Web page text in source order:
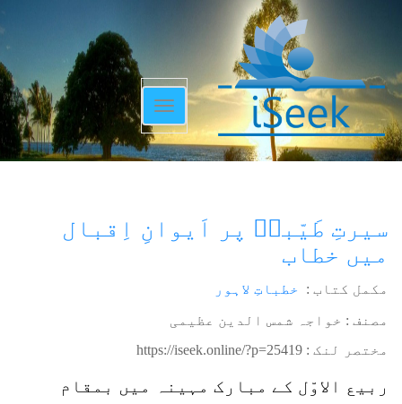
Toggle
navigation
سیرتِ طَیّبہؐ پر اَیوانِ اِقبال
میں خطاب
مکمل کتاب : خطباتِ لاہور
مصنف : خواجہ شمس الدین عظیمی
مختصر لنک : https://iseek.online/?p=25419
ربیع الاوّل کے مبارک مہینہ میں بمقام